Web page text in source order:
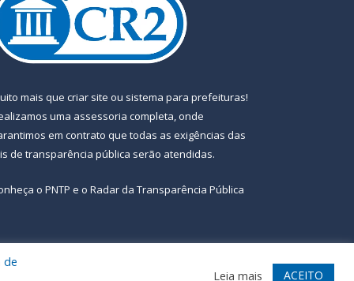
mais que criar site ou sistema para prefeituras!
uma assessoria completa, onde
em contrato que todas as exigências das
de transparência pública serão atendidas.
o PNTP e o Radar da Transparência Pública
Acessar Webmail
de
Leia mais ACEITO